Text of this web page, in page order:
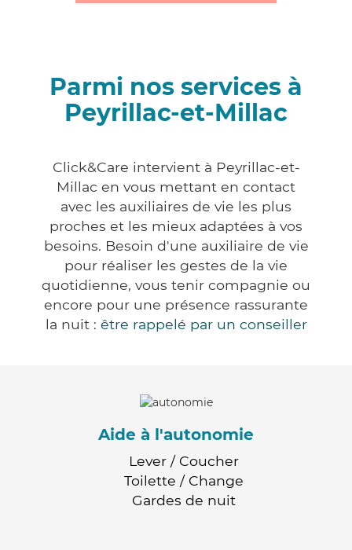
Parmi nos services à
Peyrillac-et-Millac
Click&Care intervient à Peyrillac-et-
Millac en vous mettant en contact
avec les auxiliaires de vie les plus
proches et les mieux adaptées à vos
besoins. Besoin d'une auxiliaire de vie
pour réaliser les gestes de la vie
quotidienne, vous tenir compagnie ou
encore pour une présence rassurante
la nuit : être rappelé par un conseiller
Aide à l'autonomie
Lever / Coucher
Toilette / Change
Gardes de nuit